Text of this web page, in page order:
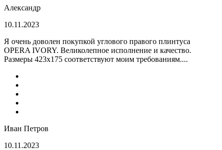
Александр
10.11.2023
Я очень доволен покупкой углового правого плинтуса
OPERA IVORY. Великолепное исполнение и качество.
Размеры 423х175 соответствуют моим требованиям....
Иван Петров
10.11.2023